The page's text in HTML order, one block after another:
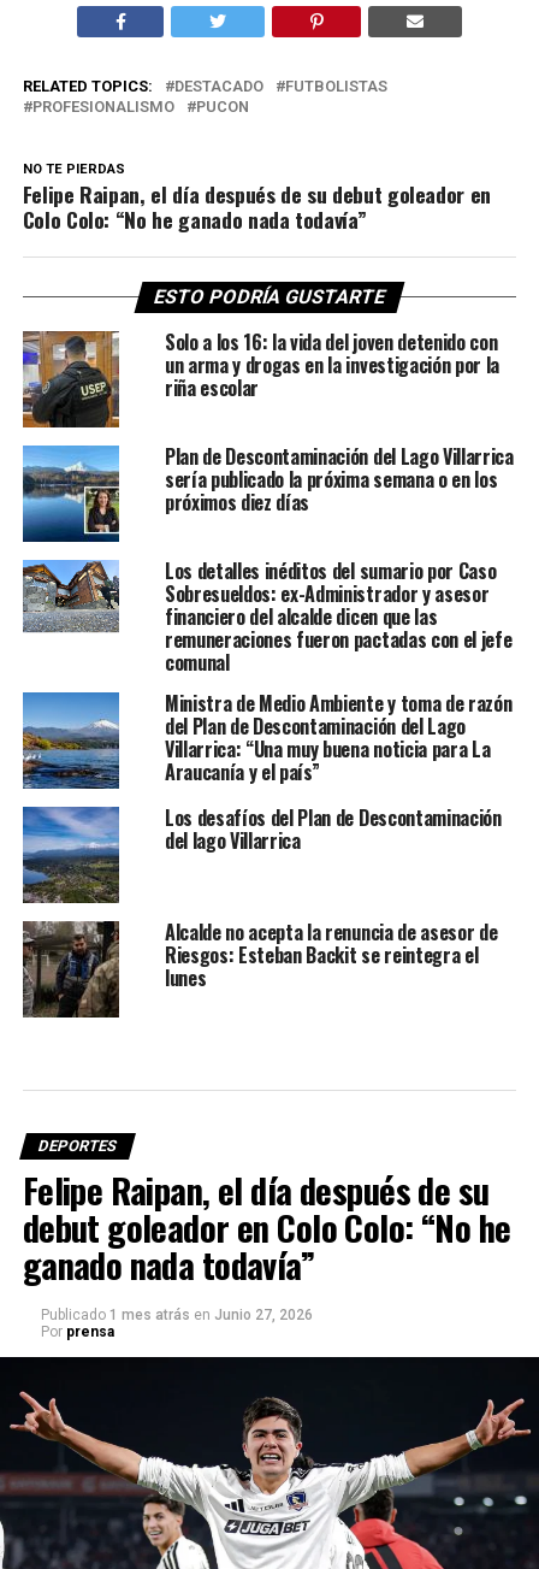
RELATED TOPICS: DESTACADO
FUTBOLISTAS
PROFESIONALISMO
PUCON
NO TE PIERDAS
Felipe Raipan, el día después de su debut goleador en
Colo Colo: “No he ganado nada todavía”
ESTO PODRÍA GUSTARTE
Solo a los 16: la vida del joven detenido con
un arma y drogas en la investigación por la
riña escolar
Plan de Descontaminación del Lago Villarrica
sería publicado la próxima semana o en los
próximos diez días
Los detalles inéditos del sumario por Caso
Sobresueldos: ex-Administrador y asesor
financiero del alcalde dicen que las
remuneraciones fueron pactadas con el jefe
comunal
Ministra de Medio Ambiente y toma de razón
del Plan de Descontaminación del Lago
Villarrica: “Una muy buena noticia para La
Araucanía y el país”
Los desafíos del Plan de Descontaminación
del lago Villarrica
Alcalde no acepta la renuncia de asesor de
Riesgos: Esteban Backit se reintegra el
lunes
DEPORTES
Felipe Raipan, el día después de su
debut goleador en Colo Colo: “No he
ganado nada todavía”
Publicado 1 mes atrás en Junio 27, 2026
Por prensa